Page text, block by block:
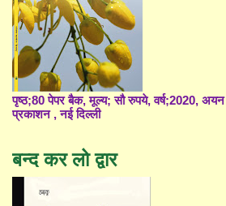
पृष्ठ;80 पेपर बैक, मूल्य; सौ रुपये, वर्ष;2020, अयन
प्रकाशन , नई दिल्ली
बन्द कर लो द्वार